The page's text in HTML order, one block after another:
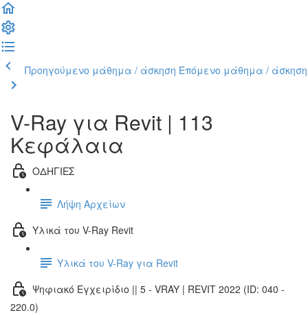
Προηγούμενο μάθημα / άσκηση Επόμενο μάθημα / άσκηση
V-Ray για Revit | 113
Κεφάλαια
ΟΔΗΓΙΕΣ
Λήψη Αρχείων
Υλικά του V-Ray Revit
Υλικά του V-Ray για Revit
Ψηφιακό Εγχειρίδιο || 5 - VRAY | REVIT 2022 (ID: 040 -
220.0)